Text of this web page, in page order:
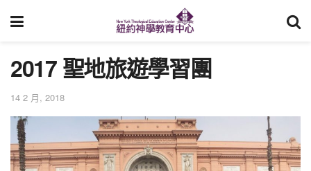
2017 聖地旅遊學習團
14 2 月, 2018